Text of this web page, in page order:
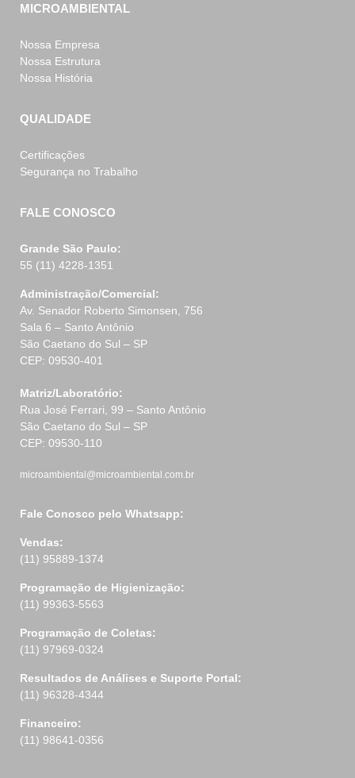
MICROAMBIENTAL
Nossa Empresa
Nossa Estrutura
Nossa História
QUALIDADE
Certificações
Segurança no Trabalho
FALE CONOSCO
Grande São Paulo:
55 (11) 4228-1351
Administração/Comercial:
Av. Senador Roberto Simonsen, 756
Sala 6 – Santo Antônio
São Caetano do Sul – SP
CEP: 09530-401
Matriz/Laboratório:
Rua José Ferrari, 99 – Santo Antônio
São Caetano do Sul – SP
CEP: 09530-110
microambiental@microambiental.com.br
Fale Conosco pelo Whatsapp:
Vendas:
(11) 95889-1374
Programação de Higienização:
(11) 99363-5563
Programação de Coletas:
(11) 97969-0324
Resultados de Análises e Suporte Portal:
(11) 96328-4344
Financeiro:
(11) 98641-0356